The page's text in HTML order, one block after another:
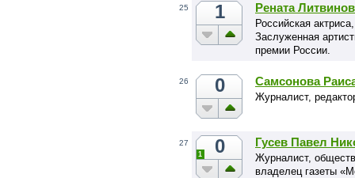
25 1 Рената
Российская
Заслуженная
премии России.
26 0 Самсонова
Журналист,
27 0
1
Гусев Павел
Журналист,
владелец газеты